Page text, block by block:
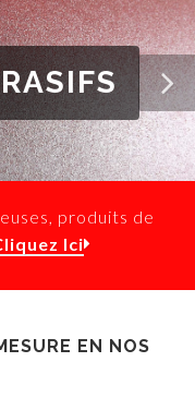
produits de
Ici
EN NOS